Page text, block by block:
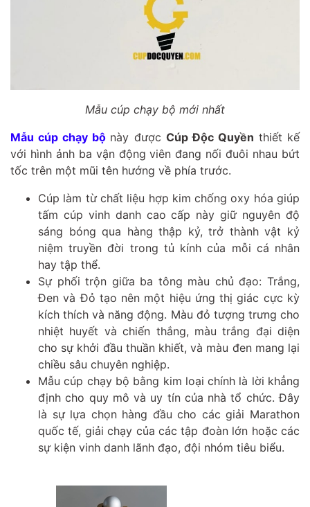
Mẫu cúp chạy bộ mới nhất
Mẫu cúp chạy bộ này được Cúp Độc Quyền thiết kế
với hình ảnh ba vận động viên đang nối đuôi nhau bứt
tốc trên một mũi tên hướng về phía trước.
Cúp làm từ chất liệu hợp kim chống oxy hóa giúp
tấm cúp vinh danh cao cấp này giữ nguyên độ
sáng bóng qua hàng thập kỷ, trở thành vật kỷ
niệm truyền đời trong tủ kính của mỗi cá nhân
hay tập thể.
Sự phối trộn giữa ba tông màu chủ đạo: Trắng,
Đen và Đỏ tạo nên một hiệu ứng thị giác cực kỳ
kích thích và năng động. Màu đỏ tượng trưng cho
nhiệt huyết và chiến thắng, màu trắng đại diện
cho sự khởi đầu thuần khiết, và màu đen mang lại
chiều sâu chuyên nghiệp.
Mẫu cúp chạy bộ bằng kim loại chính là lời khẳng
định cho quy mô và uy tín của nhà tổ chức. Đây
là sự lựa chọn hàng đầu cho các giải Marathon
quốc tế, giải chạy của các tập đoàn lớn hoặc các
sự kiện vinh danh lãnh đạo, đội nhóm tiêu biểu.